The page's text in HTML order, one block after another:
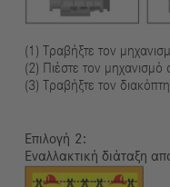
(1) Τραβήξτε τον
(2) Πιέστε τον
(3) Τραβήξτε τον
Επιλογή
Εναλλακτική διάταξη